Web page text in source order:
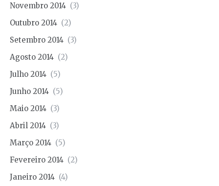
Novembro 2014 (3)
Outubro 2014 (2)
Setembro 2014 (3)
Agosto 2014 (2)
Julho 2014 (5)
Junho 2014 (5)
Maio 2014 (3)
Abril 2014 (3)
Março 2014 (5)
Fevereiro 2014 (2)
Janeiro 2014 (4)